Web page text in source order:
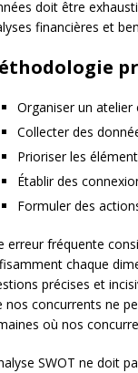
doit être
financières et
Organiser un
Collecter des
Prioriser les
Établir des
Formuler des
erreur fréquente
chaque
précises et
nos concurrents ne
où nos
SWOT ne doit